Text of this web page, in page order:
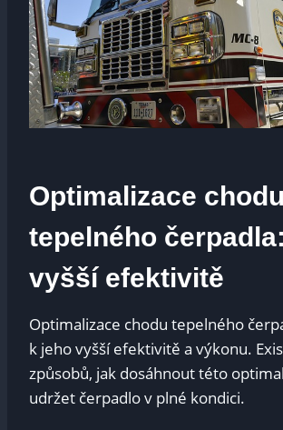
Optimalizace chodu
tepelného
vyšší efektivitě
Optimalizace chodu tepelného
k jeho vyšší efektivitě a výkonu.
způsobů, jak dosáhnout této
udržet čerpadlo v plné kondici.